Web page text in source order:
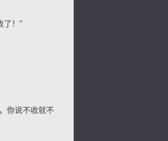
！”
你说不收就不